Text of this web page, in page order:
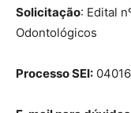
Solicitação: Edital
Odontológicos
Processo SEI: